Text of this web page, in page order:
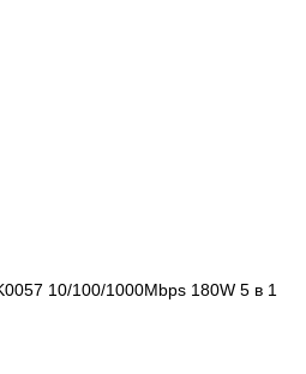
10/100/1000Mbps 180W 5 в 1